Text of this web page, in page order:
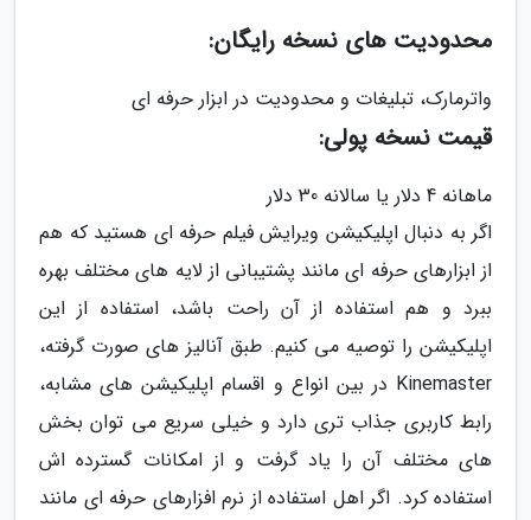
محدودیت های نسخه رایگان:
واترمارک، تبلیغات و محدودیت در ابزار حرفه ای
قیمت نسخه پولی:
ماهانه 4 دلار یا سالانه 30 دلار
اگر به دنبال اپلیکیشن ویرایش فیلم حرفه ای هستید که هم
از ابزارهای حرفه ای مانند پشتیبانی از لایه های مختلف بهره
ببرد و هم استفاده از آن راحت باشد، استفاده از این
اپلیکیشن را توصیه می کنیم. طبق آنالیز های صورت گرفته،
Kinemaster در بین انواع و اقسام اپلیکیشن های مشابه،
رابط کاربری جذاب تری دارد و خیلی سریع می توان بخش
های مختلف آن را یاد گرفت و از امکانات گسترده اش
استفاده کرد. اگر اهل استفاده از نرم افزارهای حرفه ای مانند